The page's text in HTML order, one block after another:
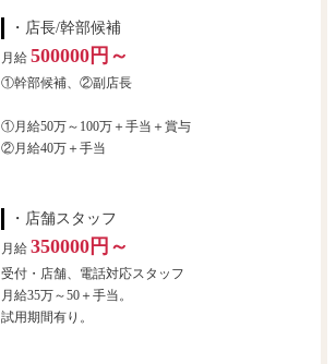
・店長/幹部候補
月給 500000円～
①幹部候補、②副店長
①月給50万～100万＋手当＋賞与
②月給40万＋手当
・店舗スタッフ
月給 350000円～
受付・店舗、電話対応スタッフ
月給35万～50＋手当。
試用期間有り。